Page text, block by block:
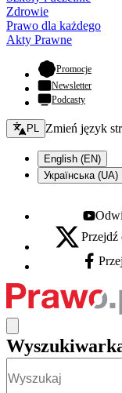
Zdrowie
Prawo dla każdego
Akty Prawne
Promocje-
Newsletter
Podcasty
Zmień język - bieżący:
PL Zmień język
English (EN)
Українська (UA)
Youtube -
X - otwiera się w
Facebook